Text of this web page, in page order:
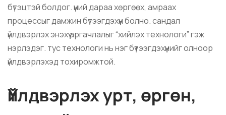
бүтэцтэй болдог. үүний дараа хөргөөх, амраах
процессыг дамжин бүтээгдэхүүн болно. сандал
үйлдвэрлэх энэхүү аргачлалыг “хийлэх технологи” гэж
нэрлэдэг. тус технологи нь нэг бүтээгдэхүүнийг олноор
үйлдвэрлэхэд тохиромжтой.
Үйлдвэрлэх урт, өргөн,